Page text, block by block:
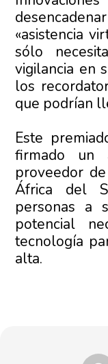
«asistencia
sólo
vigilancia en
los
que podrían
Este
firmado un
proveedor
África del
personas a
potencial
tecnología
alta.